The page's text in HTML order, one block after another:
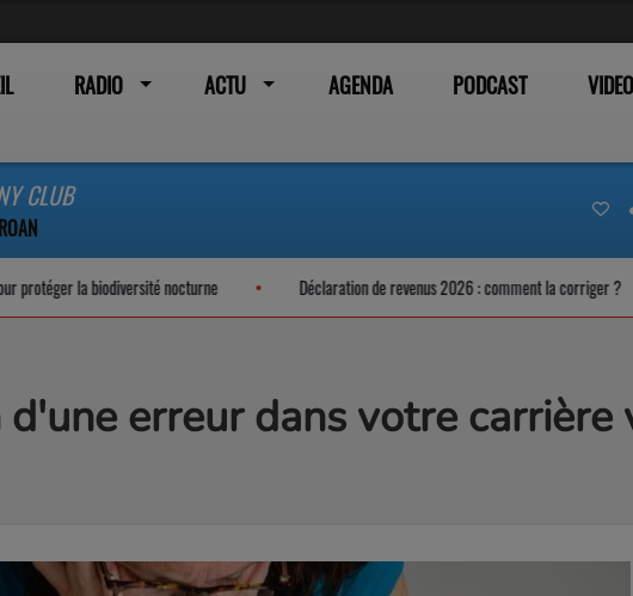
RADIO ACTU AGENDA PODCAST
CLUB
la biodiversité nocturne Déclaration de revenus 2026 : comment la corriger ?
erreur dans votre